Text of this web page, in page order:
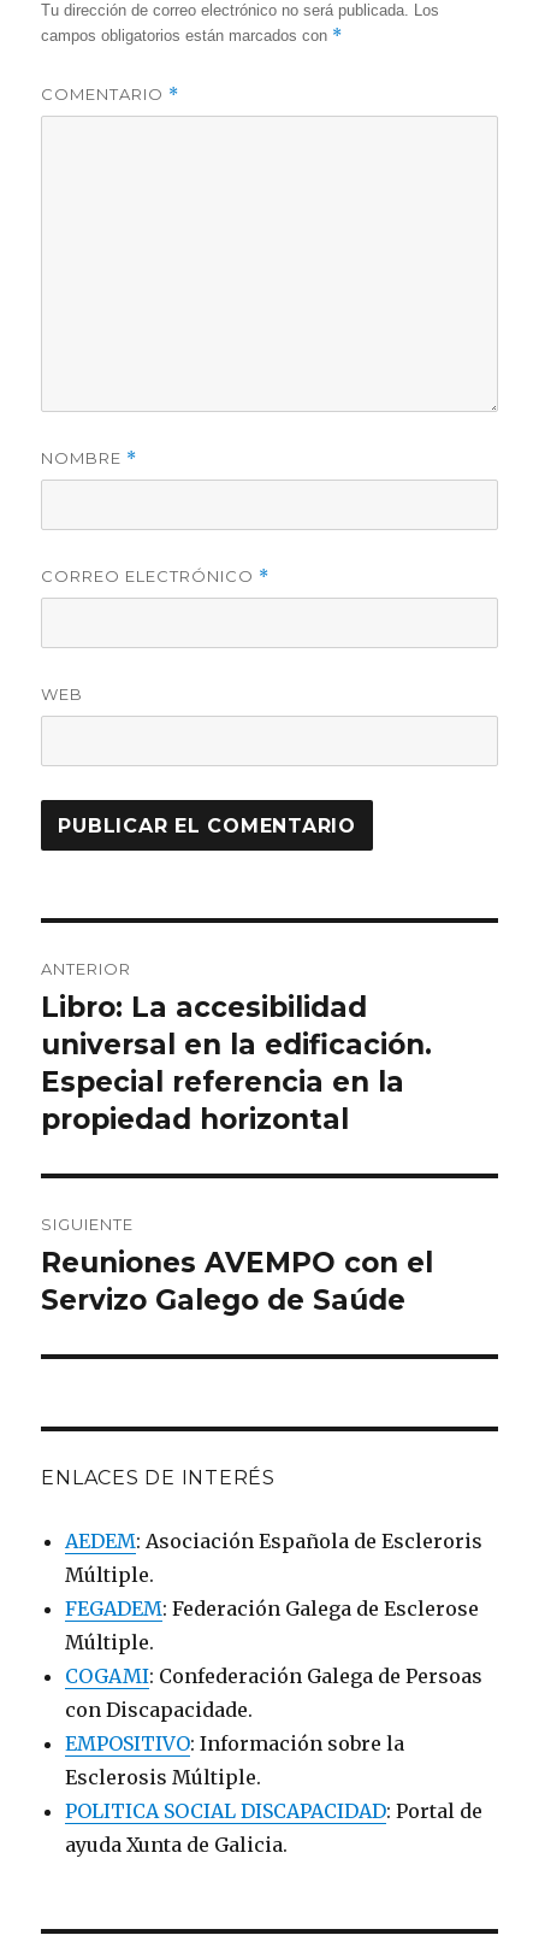
Tu dirección de correo electrónico no será publicada. Los
campos obligatorios están marcados con *
COMENTARIO *
NOMBRE *
CORREO ELECTRÓNICO *
WEB
de
entradas
ANTERIOR
Entrada
anterior:
Libro: La accesibilidad
universal en la edificación.
Especial referencia en la
propiedad horizontal
SIGUIENTE
Entrada
siguiente:
Reuniones AVEMPO con el
Servizo Galego de Saúde
ENLACES DE INTERÉS
AEDEM: Asociación Española de Escleroris
Múltiple.
FEGADEM: Federación Galega de Esclerose
Múltiple.
COGAMI: Confederación Galega de Persoas
con Discapacidade.
EMPOSITIVO: Información sobre la
Esclerosis Múltiple.
POLITICA SOCIAL DISCAPACIDAD: Portal de
ayuda Xunta de Galicia.